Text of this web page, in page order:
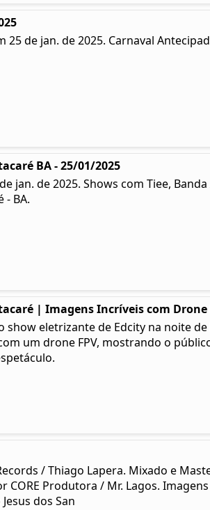
de jan. de 2025. Carnaval
BA - 25/01/2025
jan. de 2025. Shows com Tiee, Banda
- BA.
| Imagens Incríveis com Drone
show eletrizante de Edcity na noite
um drone FPV, mostrando o
/ Thiago Lapera. Mixado e
CORE Produtora / Mr. Lagos. Imagens
dos San